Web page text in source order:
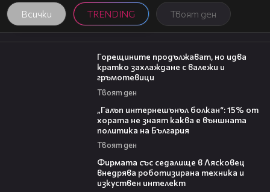
Всички TRENDING Твоят ден
02:31
Горещините продължават, но идва
кратко захлаждане с валежи и
гръмотевици
Твоят ден
„Галъп интернешънъл болкан“: 15% от
хората не знаят каква е външната
политика на България
Твоят ден
Фирмата със седалище в Лясковец
внедрява роботизирана техника и
изкуствен интелект